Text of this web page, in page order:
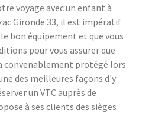
voyage avec un enfant à
Gironde 33, il est impératif
bon équipement et que vous
pour vous assurer que
convenablement protégé lors
des meilleures façons d'y
un VTC auprès de
à ses clients des sièges